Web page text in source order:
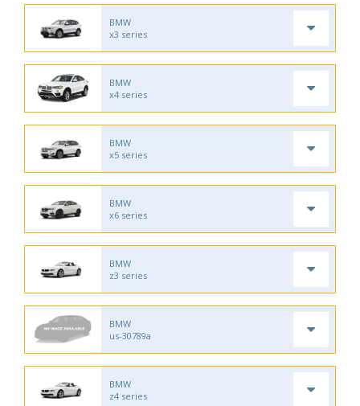
BMW
x3 series
BMW
x4 series
BMW
x5 series
BMW
x6 series
BMW
z3 series
BMW
us-30789a
BMW
z4 series